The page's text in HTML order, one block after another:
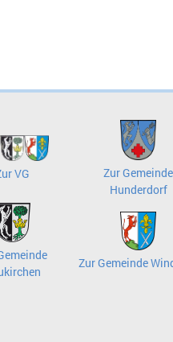
VG
Zur Gemeinde
Hunderdorf
Zur Gemeinde